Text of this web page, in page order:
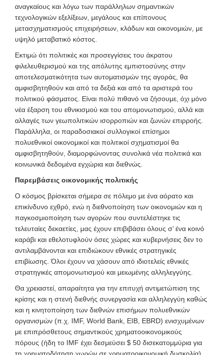
αναγκαίους και λόγω των παράλληλων σημαντικών
τεχνολογικών εξελίξεων, μεγάλους και επίπονους
μετασχηματισμούς επιχειρήσεων, κλάδων και οικονομιών, με
υψηλό μεταβατικό κόστος.
Εκτιμώ ότι πολιτικές και προσεγγίσεις του άκρατου
φιλελευθερισμού και της απόλυτης εμπιστοσύνης στην
αποτελεσματικότητα των αυτοματισμών της αγοράς, θα
αμφισβητηθούν και από τα δεξιά και από τα αριστερά του
πολιτικού φάσματος. Είναι πολύ πιθανό να ζήσουμε, όχι μόνο
νέα έξαρση του εθνικισμού και του απομονωτισμού, αλλά και
αλλαγές των γεωπολιτικών ισορροπιών και ζωνών επιρροής.
Παράλληλα, οι παραδοσιακοί συλλογικοί επίσημοι
πολυεθνικοί οικονομικοί και πολιτικοί σχηματισμοί θα
αμφισβητηθούν, διαμορφώνοντας συνολικά νέα πολιτικά και
κοινωνικά δεδομένα εγχώρια και διεθνώς.
Παρεμβάσεις οικονομικής πολιτικής
Ο κόσμος βρίσκεται σήμερα σε πόλεμο με ένα αόρατο και
επικίνδυνο εχθρό, ενώ η διεθνοποίηση των οικονομιών και η
παγκοσμιοποίηση των αγορών που συντελέστηκε τις
τελευταίες δεκαετίες, μας έχουν επιβιβάσει όλους σ’ ένα κοινό
καράβι και εθελοτυφλούν όσες χώρες και κυβερνήσεις δεν το
αντιλαμβάνονται και επιδιώκουν εθνικές στρατηγικές
επιβίωσης. Όλοι έχουν να χάσουν από ιδιοτελείς εθνικές
στρατηγικές απομονωτισμού και μειωμένης αλληλεγγύης.
Θα χρειαστεί, απαραίτητα για την επιτυχή αντιμετώπιση της
κρίσης και η στενή διεθνής συνεργασία και αλληλεγγύη καθώς
και η κινητοποίηση των διεθνών επισήμων πολυεθνικών
οργανισμών (π.χ. IMF, World Bank, EIB, EBRD) ενισχυμένων
με επιπρόσθετους σημαντικούς χρηματοοικονομικούς
πόρους (ήδη το IMF έχει δεσμεύσει $ 50 δισεκατομμύρια για